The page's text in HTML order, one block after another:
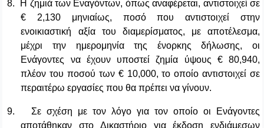
8.
Η ζημιά των Εναγόντων, όπως αναφέρεται, αντιστοιχεί σε
€ 2,130 μηνιαίως, ποσό που αντιστοιχεί στην
ενοικιαστική αξία του διαμερίσματος, με αποτέλεσμα,
μέχρι την ημερομηνία της ένορκης δήλωσης, οι
Ενάγοντες να έχουν υποστεί ζημία ύψους € 80,940,
πλέον του ποσού των € 10,000, το οποίο αντιστοιχεί σε
περαιτέρω εργασίες που θα πρέπει να γίνουν.
9.
Σε σχέση με τον λόγο για τον οποίο οι Ενάγοντες
αποτάθηκαν στο Δικαστήριο για έκδοση ενδιάμεσων